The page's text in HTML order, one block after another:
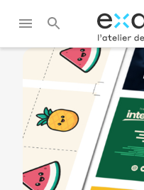
Exaprint/Flyer,
et dépliant